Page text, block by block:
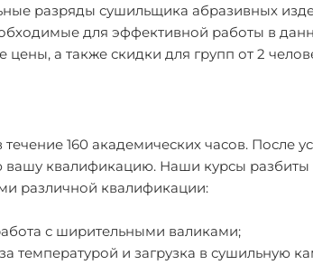
разряды сушильщика абразивных
для эффективной работы в
а также скидки для групп от 2
160 академических часов. После
вашу квалификацию. Наши курсы разбиты
различной квалификации:
с ширительными валиками;
и загрузка в сушильную